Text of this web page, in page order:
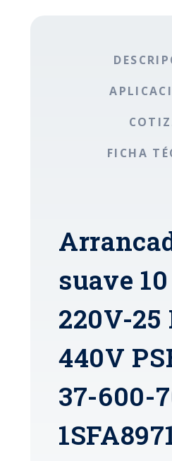
FICHA
suave
220V-25
440V
37-600-